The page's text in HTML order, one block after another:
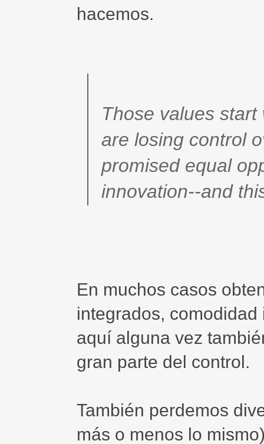
hacemos.
Those values
are losing control
promised equal
innovation--and
En muchos casos
integrados,
aquí alguna vez
gran parte del control.
También perdemos
más o menos lo